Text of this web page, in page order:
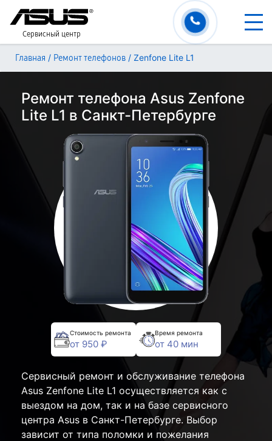
Сервисный центр
Главная / Ремонт телефонов / Zenfone Lite L1
Ремонт телефона Asus Zenfone
Lite L1 в Санкт-Петербурге
Стоимость ремонта
от 950 ₽
Время ремонта
от 40 мин
Сервисный ремонт и обслуживание телефона
Asus Zenfone Lite L1 осуществляется как с
выездом на дом, так и на базе сервисного
центра Asus в Санкт-Петербурге. Выбор
зависит от типа поломки и пожелания